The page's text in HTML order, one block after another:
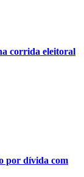
corrida eleitoral
por dívida com